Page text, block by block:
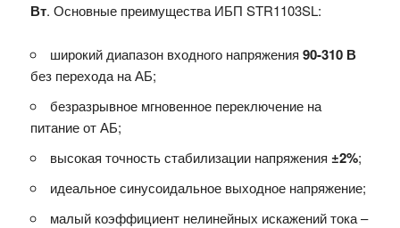
Вт. Основные преимущества ИБП STR1103SL:
широкий диапазон входного напряжения 90-310 В
без перехода на АБ;
безразрывное мгновенное переключение на
питание от АБ;
высокая точность стабилизации напряжения ±2%;
идеальное синусоидальное выходное напряжение;
малый коэффициент нелинейных искажений тока –